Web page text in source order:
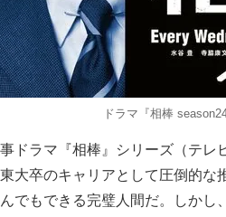
ドラマ『相棒
ドラマ『相棒』シリーズ（テレ
大卒のキャリアとして圧倒的
でもできる完璧人間だ。しかし